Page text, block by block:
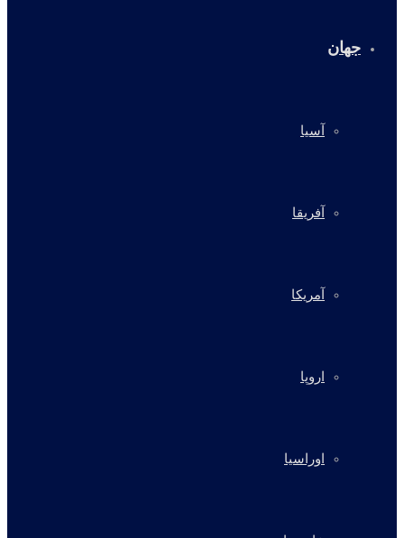
جهان
آسیا
آفریقا
آمریکا
اروپا
اوراسیا